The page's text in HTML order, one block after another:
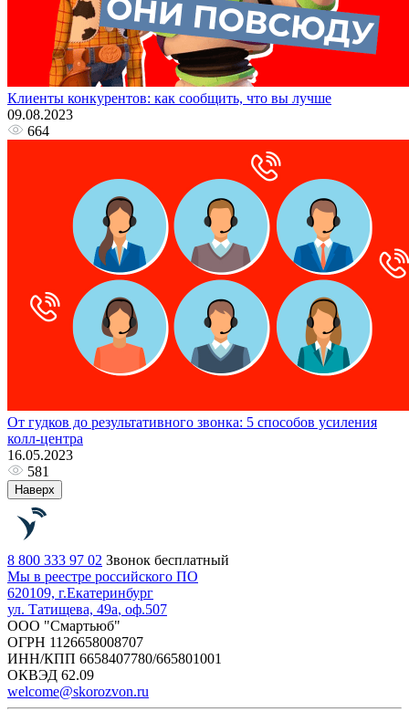
Клиенты конкурентов: как сообщить, что вы лучше
09.08.2023
664
От гудков до результативного звонка: 5 способов усиления
колл-центра
16.05.2023
581
Наверх
8 800 333 97 02 Звонок бесплатный
Мы в реестре российского ПО
620109, г.Екатеринбург
ул. Татищева, 49а, оф.507
ООО "Смартьюб"
ОГРН 1126658008707
ИНН/КПП 6658407780/665801001
ОКВЭД 62.09
welcome@skorozvon.ru